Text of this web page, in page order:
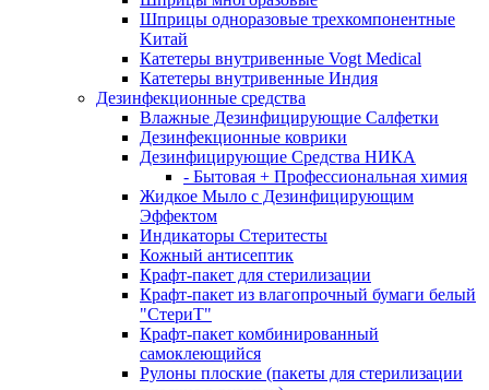
Шприцы одноразовые трехкомпонентные
Kитай
Катетеры внутривенные Vogt Medical
Катетеры внутривенные Индия
Дезинфекционные средства
Влажные Дезинфицирующие Салфетки
Дезинфекционные коврики
Дезинфицирующие Средства НИКА
- Бытовая + Профессиональная химия
Жидкое Мыло с Дезинфицирующим
Эффектом
Индикаторы Стеритесты
Кожный антисептик
Крафт-пакет для стерилизации
Крафт-пакет из влагопрочный бумаги белый
"СтериТ"
Крафт-пакет комбинированный
самоклеющийся
Рулоны плоские (пакеты для стерилизации